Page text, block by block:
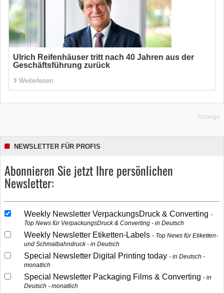
Ulrich Reifenhäuser tritt nach 40 Jahren aus der
Geschäftsführung zurück
Weiterlesen
Anzeige
NEWSLETTER FÜR PROFIS
Abonnieren Sie jetzt Ihre persönlichen
Newsletter:
Weekly Newsletter VerpackungsDruck & Converting
Top News für VerpackungsDruck & Converting - in Deutsch
Weekly Newsletter Etiketten-Labels
Top News für Etiketten-
und Schmalbahndruck - in Deutsch
Special Newsletter Digital Printing today
in Deutsch -
monatlich
Special Newsletter Packaging Films & Converting
in
Deutsch - monatlich